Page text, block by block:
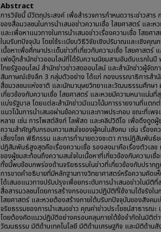
Abstract
การวิจัยนี้ มีวัตถุประสงค์ เพื่อสำรวจการกำหนดวาระข่าวสาร
ของสื่อมวลชนในการนำเสนอข่าวความเชื่อ ไสยศาสตร์ และ
และเพื่อหาแนวทางในการนำเสนอข่าวเรื่องความเชื่อ ไสยศ
ในบริบทปัจจุบัน โดยใช้ระเบียบวิธีวิจัยเชิงปริมาณและเชิงคุณ
เนื้อหาเพื่อศึกษาประเด็นข่าวที่เกี่ยวกับความเชื่อ ไสยศาสตร์
เฟซบุ๊กสำนักข่าวออนไลน์ที่ได้รับความนิยมสามอันดับแรกใน
ไทยรัฐออนไลน์ สำนักข่าวข่าวสดออนไลน์ และสำนักข่าวผู้จัดก
สัมภาษณ์เชิงลึก 3 กลุ่มตัวอย่าง ได้แก่ กองบรรณาธิการสำนั
สื่อมวลชนแห่งชาติ และนักมานุษยวิทยาและวัฒนธรรมศึกษา
เกี่ยวข้องกับความเชื่อ ไสยศาสตร์ และหวยมีความหนาแน่นที่
แบ่งรัฐบาล โดยแต่ละสำนักข่าวมีแนวโน้มการรายงานที่แตก
แนวโน้มการนำเสนอผ่านข้อความและภาพประกอบ ขณะที่เพ
หลาย เช่น การโพสต์ลิงก์ ไลฟ์สด และคลิปวิดีโอ เพื่อดึงดูดผู้
ความสำคัญกับกรอบความสนใจของผู้คนในสังคม เช่น เรื่องค
เสี่ยงโชค พิธีกรรม และการทำนายดวงชะตา การปฏิสัมพันธ์
ปฏิสัมพันธ์สูงสุดคือเรื่องความเชื่อ รองลงมาคือเรื่องตัวเลข
ของผู้ชมสะท้อนถึงความสนใจในเนื้อหาที่เกี่ยวข้องกับความเชื่
ทั้งนี้พบข้อบกพร่องด้านจริยธรรมในข่าวที่เกี่ยวข้องกับปราก
การขาดคำอธิบายที่มีหลักฐานทางวิทยาศาสตร์หรือความคิดเ
ได้เสนอแนวทางปรับปรุงเพื่อยกระดับการนำเสนอข่าวในมิติ
สื่อสารมวลชนโดยการสร้างกรอบแนวปฏิบัติที่ใช้งานได้จริงใน
ไสยศาสตร์ และหวยต้องสร้างภายใต้บริบทปัจจุบันของสังค
จริยธรรมของการนำเสนอข่าว คุณค่าข่าวประโยชน์สาธารณ
โดยต้องคิดแนวปฏิบัติอย่างครอบคลุมภายใต้ข้อจำกัดในมิติต่
วัฒนธรรม มิติด้านเทคโนโลยี มิติด้านเศรษฐกิจ และมิติด้านสั